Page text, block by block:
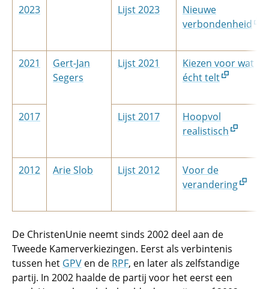
2023 Lijst 2023
Nieuwe
verbondenheid
2021
Gert-Jan
Segers
Lijst 2021
Kiezen voor wat
écht telt
2017 Lijst 2017
Hoopvol
realistisch
2012 Arie Slob Lijst 2012
Voor de
verandering
De ChristenUnie neemt sinds 2002 deel aan de
Tweede Kamerverkiezingen. Eerst als verbintenis
tussen het GPV en de RPF, en later als zelfstandige
partij. In 2002 haalde de partij voor het eerst een